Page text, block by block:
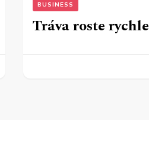
BUSINESS
Tráva roste rychle